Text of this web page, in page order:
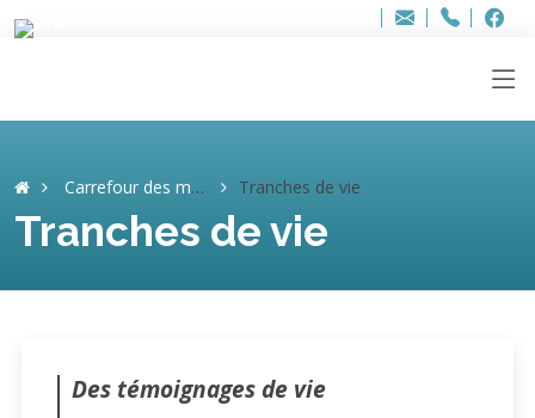
Adresse
info..hâthe..
Tel.
Tel.
Carrefour des mémoires Tranches de vie
Tranches de vie
Des témoignages de vie